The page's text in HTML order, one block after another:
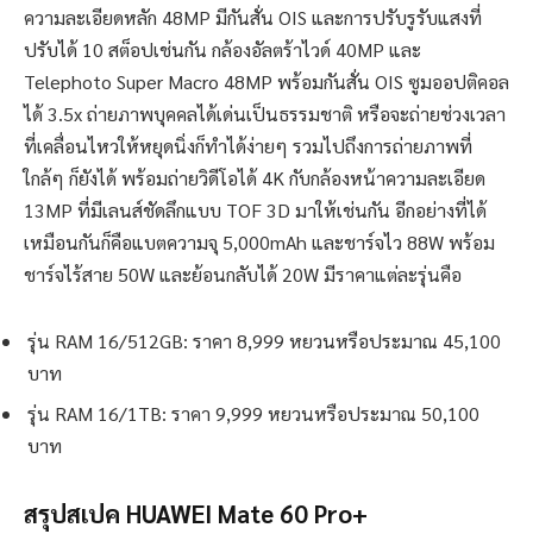
ความละเอียดหลัก 48MP มีกันสั่น OIS และการปรับรูรับแสงที่
ปรับได้ 10 สต็อปเช่นกัน กล้องอัลตร้าไวด์ 40MP และ
Telephoto Super Macro 48MP พร้อมกันสั่น OIS ซูมออปติคอล
ได้ 3.5x ถ่ายภาพบุคคลได้เด่นเป็นธรรมชาติ หรือจะถ่ายช่วงเวลา
ที่เคลื่อนไหวให้หยุดนิ่งก็ทำได้ง่ายๆ รวมไปถึงการถ่ายภาพที่
ใกล้ๆ ก็ยังได้ พร้อมถ่ายวิดีโอได้ 4K กับกล้องหน้าความละเอียด
13MP ที่มีเลนส์ชัดลึกแบบ TOF 3D มาให้เช่นกัน อีกอย่างที่ได้
เหมือนกันก็คือแบตความจุ 5,000mAh และชาร์จไว 88W พร้อม
ชาร์จไร้สาย 50W และย้อนกลับได้ 20W มีราคาแต่ละรุ่นคือ
รุ่น RAM 16/512GB: ราคา 8,999 หยวนหรือประมาณ 45,100
บาท
รุ่น RAM 16/1TB: ราคา 9,999 หยวนหรือประมาณ 50,100
บาท
สรุปสเปค HUAWEI Mate 60 Pro+